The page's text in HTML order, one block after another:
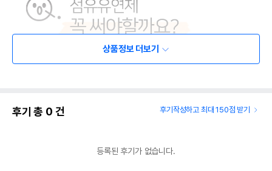
상품정보 더보기
후기 총 0 건 후기작성하고 최대 150점 받기
등록된 후기가 없습니다.